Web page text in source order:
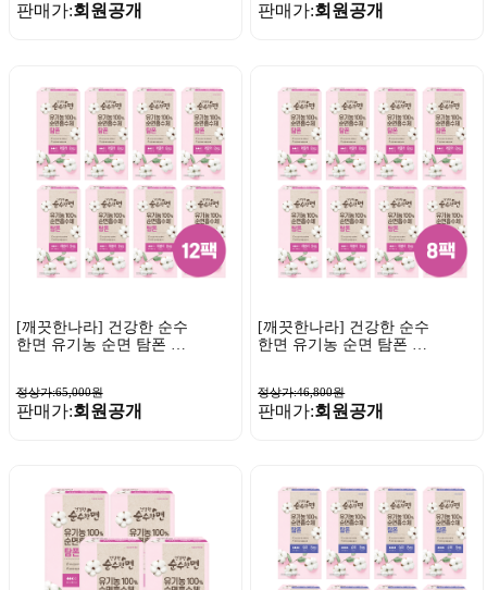
판매가:회원공개 판매가:회원공개
[깨끗한나라] 건강한 순수
한면 유기농 순면 탐폰 레
정상가:65,000원
판매가:회원공개
[깨끗한나라] 건강한 순수
한면 유기농 순면 탐폰 레
정상가:46,800원
판매가:회원공개